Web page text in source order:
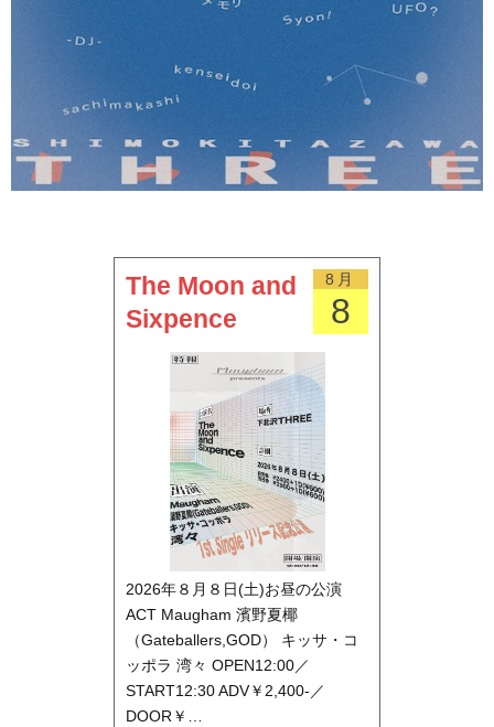
8月
8
The Moon and
Sixpence
2026年８月８日(土)お昼の公演
ACT Maugham 濱野夏椰
（Gateballers,GOD） キッサ・コ
ッポラ 湾々 OPEN12:00／
START12:30 ADV￥2,400-／
DOOR￥…